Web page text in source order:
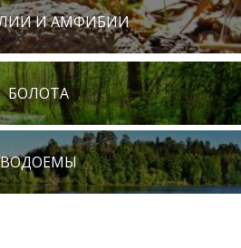
И АМФИБИИ
БОЛОТА
ВОДОЕМЫ